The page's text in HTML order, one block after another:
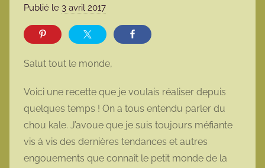
Publié le 3 avril 2017
r
a
o
t
t
e
Salut tout le monde,
Voici une recette que je voulais réaliser depuis
quelques temps ! On a tous entendu parler du
chou kale. J’avoue que je suis toujours méfiante
vis à vis des dernières tendances et autres
engouements que connaît le petit monde de la